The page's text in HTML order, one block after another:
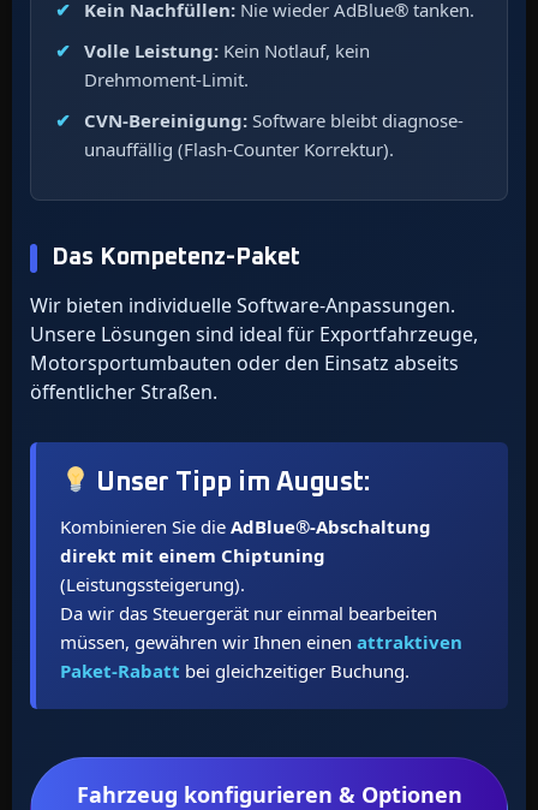
Kein Nachfüllen: Nie wieder AdBlue® tanken.
Volle Leistung: Kein Notlauf, kein
Drehmoment-Limit.
CVN-Bereinigung: Software bleibt diagnose-
unauffällig (Flash-Counter Korrektur).
Das Kompetenz-Paket
Wir bieten individuelle Software-Anpassungen.
Unsere Lösungen sind ideal für Exportfahrzeuge,
Motorsportumbauten oder den Einsatz abseits
öffentlicher Straßen.
Unser Tipp imAugust:
Kombinieren Sie die AdBlue®-Abschaltung
direkt mit einem Chiptuning
(Leistungssteigerung).
Da wir das Steuergerät nur einmal bearbeiten
müssen, gewähren wir Ihnen einen attraktiven
Paket-Rabatt bei gleichzeitiger Buchung.
Fahrzeug konfigurieren & Optionen